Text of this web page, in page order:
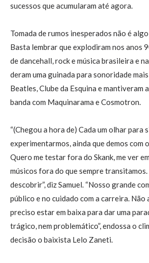
sucessos que acumularam até agora.
Tomada de rumos inesperados não é
Basta lembrar que explodiram nos anos
de dancehall, rock e música brasileira e
deram uma guinada para sonoridade
Beatles, Clube da Esquina e mantiveram
banda com Maquinarama e Cosmotron.
“(Chegou a hora de) Cada um olhar para
experimentarmos, ainda que demos com
Quero me testar fora do Skank, me ver
músicos fora do que sempre
descobrir”, diz Samuel. “Nosso grande
público e no cuidado com a carreira. Não
preciso estar em baixa para dar uma
trágico, nem problemático”, endossa o
decisão o baixista Lelo Zaneti.